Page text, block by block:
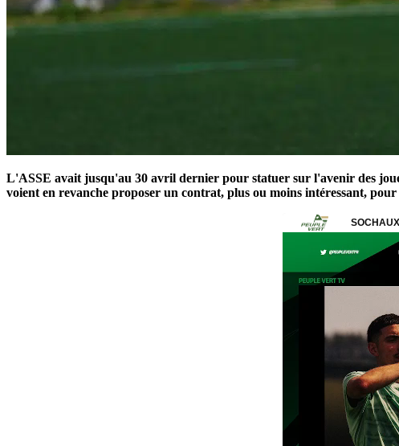
L'ASSE avait jusqu'au 30 avril dernier pour statuer sur l'avenir des
voient en revanche proposer un contrat, plus ou moins intéressant,